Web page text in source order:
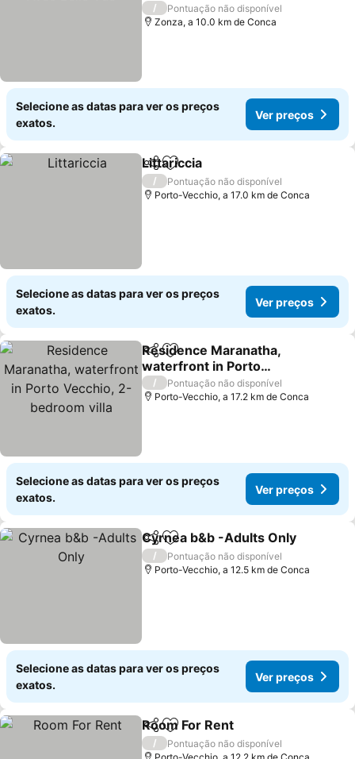
/
Pontuação não disponível
Zonza, a 10.0 km de Conca
Selecione as datas para ver os preços
exatos.
Ver preços
PartilharAdicionar aos favoritos
Littariccia
/
Pontuação não disponível
Porto-Vecchio, a 17.0 km de Conca
Selecione as datas para ver os preços
exatos.
Ver preços
PartilharAdicionar aos favoritos
Residence Maranatha,
waterfront in Porto
Vecchio, 2-bedroom villa
/
Pontuação não disponível
Porto-Vecchio, a 17.2 km de Conca
Selecione as datas para ver os preços
exatos.
Ver preços
PartilharAdicionar aos favoritos
Cyrnea b&b -Adults Only
/
Pontuação não disponível
Porto-Vecchio, a 12.5 km de Conca
Selecione as datas para ver os preços
exatos.
Ver preços
PartilharAdicionar aos favoritos
Room For Rent
/
Pontuação não disponível